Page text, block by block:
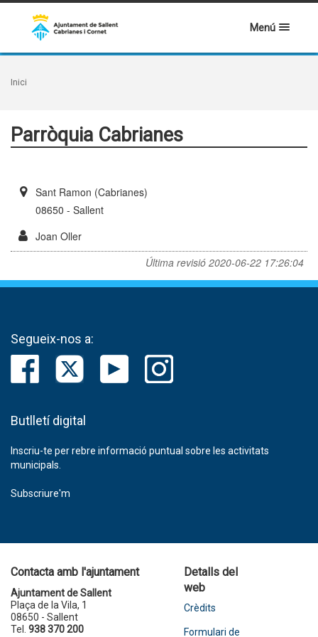
Menú
Inici
Parròquia Cabrianes
Sant Ramon (Cabrianes)
08650 - Sallent
Joan Oller
Última revisió 2020-06-22 17:26:04
Segueix-nos a:
Butlletí digital
Inscriu-te per rebre informació puntual sobre les activitats
municipals.
Subscriure'm
Contacta amb l'ajuntament
Ajuntament de Sallent
Plaça de la Vila, 1
08650 - Sallent
Tel. 938 370 200
Detalls del
web
Crèdits
Formulari de